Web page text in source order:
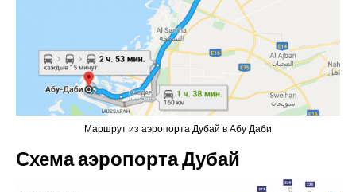
Маршрут из аэропорта Дубай в Абу Даби
Схема аэропорта Дубай